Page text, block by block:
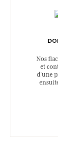
Nos
et
d’une